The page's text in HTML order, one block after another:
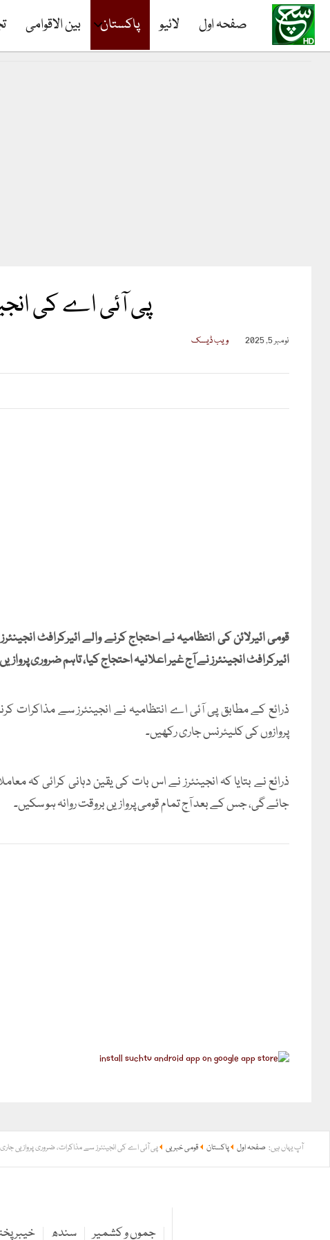
صفحہ اول لائیو پاکستان بین الاقوامی
پی آئی اے کی
نومبر 5, 2025 ویب ڈیسک
قومی ائیرلائن کی انتظامیہ نے احتجاج کرنے والے ائیرکرافٹ
ائیرکرافٹ انجینئرز نے آج غیر اعلانیہ احتجاج کیا، تاہم ضروری
ذرائع کے مطابق پی آئی اے انتظامیہ نے انجینئرز سے
پروازوں کی کلیئرنس جاری رکھیں۔
ذرائع نے بتایا کہ انجینئرز نے اس بات کی یقین دہانی کرائی
جائے گی، جس کے بعد آج تمام قومی پروازیں بروقت روانہ ہو سکیں۔
آپ یہاں ہیں: صفحہ اول پاکستان قومی خبریں پی آئی اے کی انجینئرز سے مذاکرات، ضروری پروازیں
خیبر سندھ جموں و کشمیر